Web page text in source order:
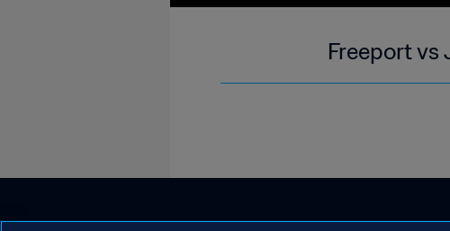
Freeport vs